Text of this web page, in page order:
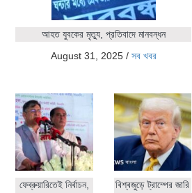
আহত যুবকের মৃত্যু, প্রতিবাদে মানবন্ধন
August 31, 2025/ সব খবর
ফেব্রুয়ারিতেই নির্বাচন,
বিশ্বজুড়ে ট্রাম্পের জারি